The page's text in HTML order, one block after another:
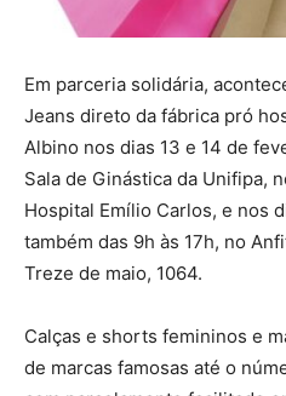
Em parceria solidária,
Jeans direto da fábrica pró
Albino nos dias 13 e 14 de
Sala de Ginástica da Unifipa,
Hospital Emílio Carlos, e nos
também das 9h às 17h, no
Treze de maio, 1064.
Calças e shorts femininos e
de marcas famosas até o